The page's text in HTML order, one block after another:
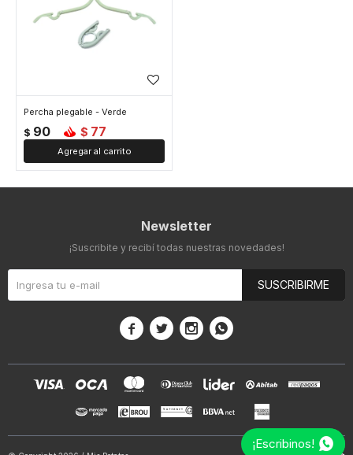
Percha plegable - Verde
$ 90 $ 77
Newsletter
¡Suscribite y recibí todas nuestras novedades!
SUSCRIBIRME
   
¡Escribinos!